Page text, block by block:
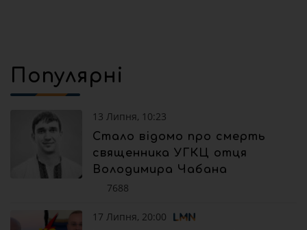
Популярні
13 Липня, 10:23
Стало відомо про смерть
священника УГКЦ отця
Володимира Чабана
7688
17 Липня, 20:00